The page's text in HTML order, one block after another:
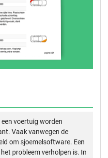
voertuig worden
Vaak vanwegen de
om sjoemelsoftware. Een
probleem verholpen is. In